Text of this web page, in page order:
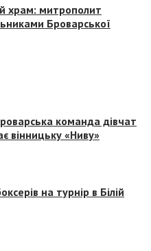
храм: митрополит
Броварської
команда дівчат
вінницьку «Ниву»
на турнір в Білій